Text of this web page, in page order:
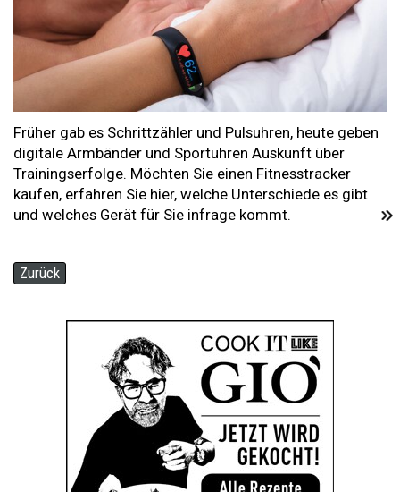
Früher gab es Schrittzähler und Pulsuhren, heute geben
digitale Armbänder und Sportuhren Auskunft über
Trainingserfolge. Möchten Sie einen Fitnesstracker
kaufen, erfahren Sie hier, welche Unterschiede es gibt
und welches Gerät für Sie infrage kommt.
Zurück